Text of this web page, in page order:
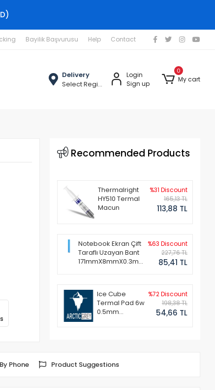
Bayilik Başvurusu Help Contact
Delivery
Select Region
Login
Sign up
0
My cart
Recommended Products
Thermalright
HY510 Termal
Macun
%31 Discount
165,13 TL
113,88 TL
Notebook Ekran Çift
Taraflı Uzayan Bant
171mmX8mmX0.3mm
%63 Discount
227,76 TL
85,41 TL
Ice Cube
Termal Pad 6w
0.5mm
%72 Discount
198,38 TL
54,66 TL
Phone Product Suggestions